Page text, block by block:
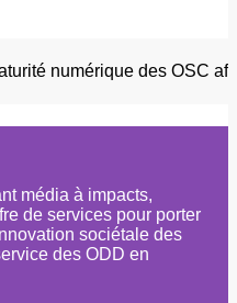
numérique des OSC
média à impacts,
de services pour porter
sociétale des
des ODD en